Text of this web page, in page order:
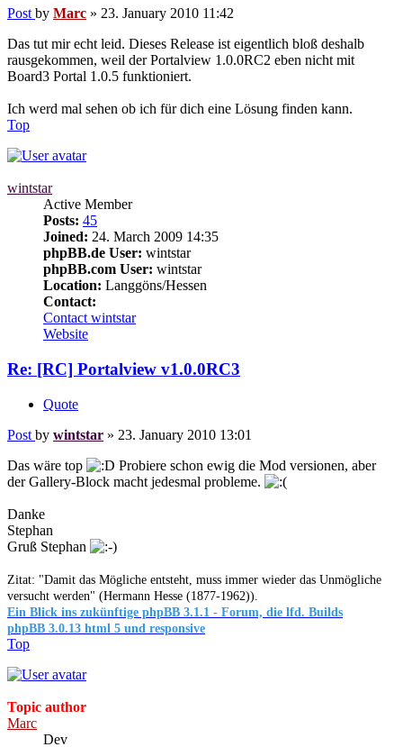
Post by Marc » 23. January 2010 11:42
Das tut mir echt leid. Dieses Release ist eigentlich bloß deshalb
rausgekommen, weil der Portalview 1.0.0RC2 eben nicht mit
Board3 Portal 1.0.5 funktioniert.
Ich werd mal sehen ob ich für dich eine Lösung finden kann.
Top
wintstar
Active Member
Posts: 45
Joined: 24. March 2009 14:35
phpBB.de User: wintstar
phpBB.com User: wintstar
Location: Langgöns/Hessen
Contact:
Contact wintstar
Website
Re: [RC] Portalview v1.0.0RC3
Quote
Post by wintstar » 23. January 2010 13:01
Das wäre top
Probiere schon ewig die Mod versionen, aber
der Gallery-Block macht jedesmal probleme.
Danke
Stephan
Gruß Stephan
Zitat: "Damit das Mögliche entsteht, muss immer wieder das Unmögliche
versucht werden" (Hermann Hesse (1877-1962)).
Ein Blick ins zukünftige phpBB 3.1.1 - Forum, die lfd. Builds
phpBB 3.0.13 html 5 und responsive
Top
Topic author
Marc
Dev